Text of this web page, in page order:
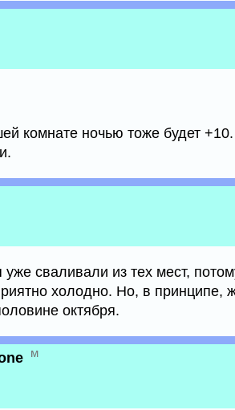
комнате ночью тоже будет
сваливали из тех мест,
холодно. Но, в принципе,
октября.
м